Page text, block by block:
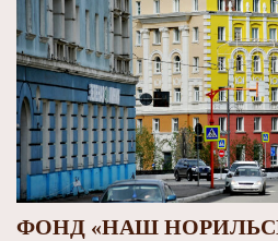
ФОНД «НАШ